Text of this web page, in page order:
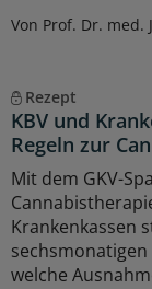
Von Prof. Dr. med.
Rezept
KBV und
Regeln zur
Mit dem GKV-
Krankenkassen
welche